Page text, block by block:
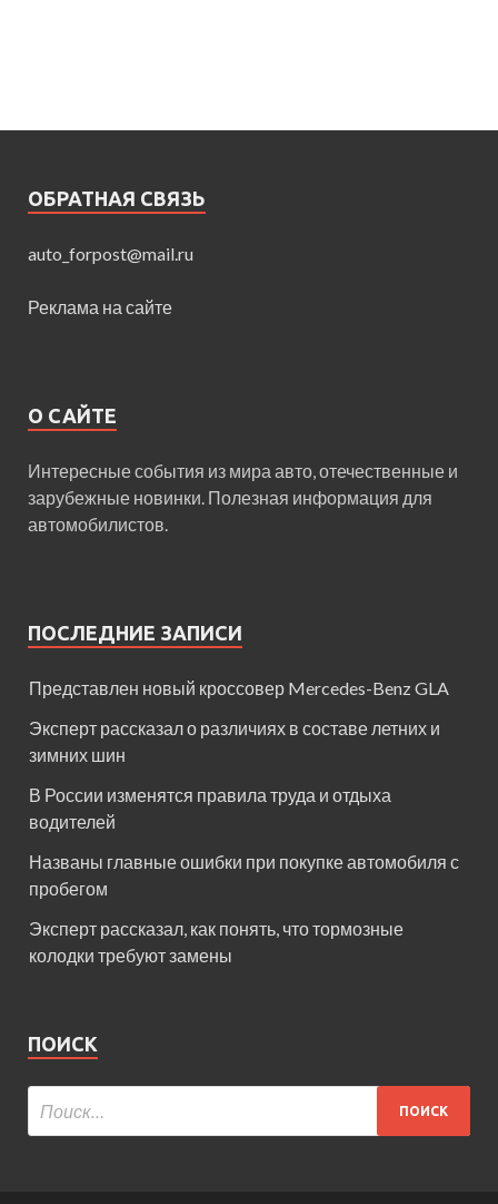
ОБРАТНАЯ СВЯЗЬ
auto_forpost@mail.ru
Реклама на сайте
О САЙТЕ
Интересные события из мира авто, отечественные и
зарубежные новинки. Полезная информация для
автомобилистов.
ПОСЛЕДНИЕ ЗАПИСИ
Представлен новый кроссовер Mercedes-Benz GLA
Эксперт рассказал о различиях в составе летних и
зимних шин
В России изменятся правила труда и отдыха
водителей
Названы главные ошибки при покупке автомобиля с
пробегом
Эксперт рассказал, как понять, что тормозные
колодки требуют замены
ПОИСК